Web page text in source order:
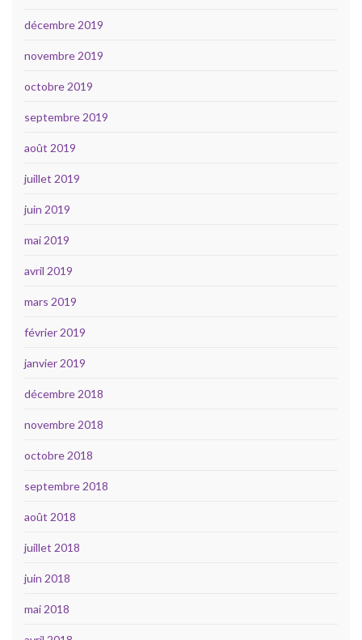
décembre 2019
novembre 2019
octobre 2019
septembre 2019
août 2019
juillet 2019
juin 2019
mai 2019
avril 2019
mars 2019
février 2019
janvier 2019
décembre 2018
novembre 2018
octobre 2018
septembre 2018
août 2018
juillet 2018
juin 2018
mai 2018